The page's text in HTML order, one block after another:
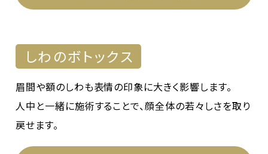
しわのボトックス
眉間や額のしわも表情の印象に大きく影響します。
人中と一緒に施術することで、顔全体の若々しさを取り
戻せます。